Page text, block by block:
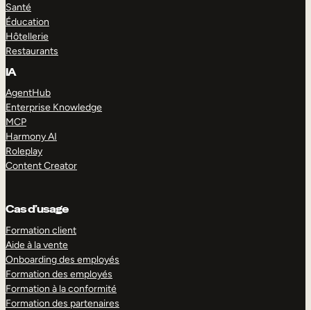
Santé
Éducation
Hôtellerie
Restaurants
IA
AgentHub
Enterprise Knowledge
MCP
Harmony AI
Roleplay
Content Creator
Cas d’usage
Formation client
Aide à la vente
Onboarding des employés
Formation des employés
Formation à la conformité
Formation des partenaires